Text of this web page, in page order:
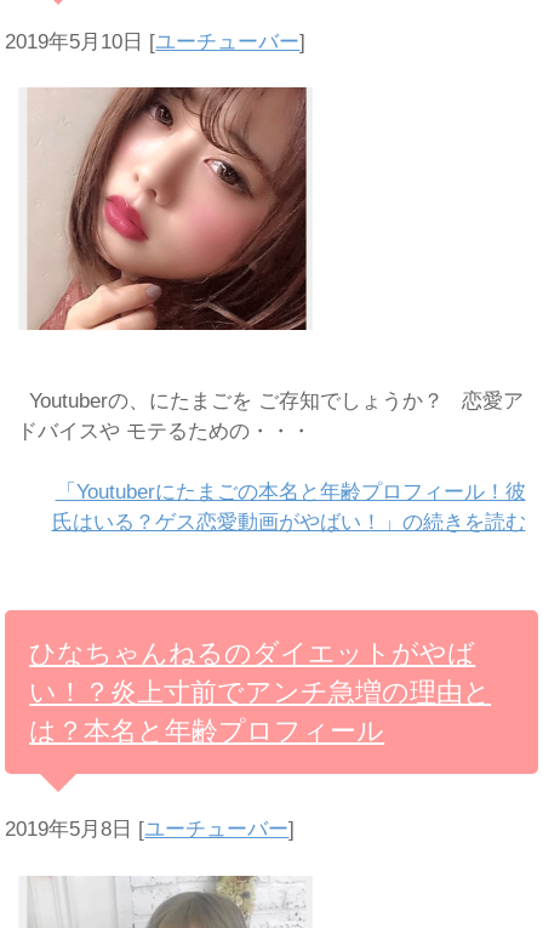
2019年5月10日 [ユーチューバー]
Youtuberの、にたまごを ご存知でしょうか？ 恋愛ア
ドバイスや モテるための・・・
「Youtuberにたまごの本名と年齢プロフィール！彼
氏はいる？ゲス恋愛動画がやばい！」の続きを読む
ひなちゃんねるのダイエットがやば
い！？炎上寸前でアンチ急増の理由と
は？本名と年齢プロフィール
2019年5月8日 [ユーチューバー]